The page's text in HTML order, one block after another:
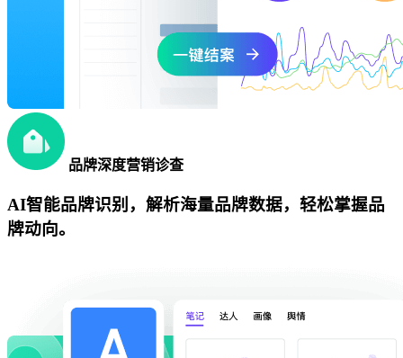
品牌深度营销诊查
AI智能品牌识别，解析海量品牌数据，轻松掌握品
牌动向。